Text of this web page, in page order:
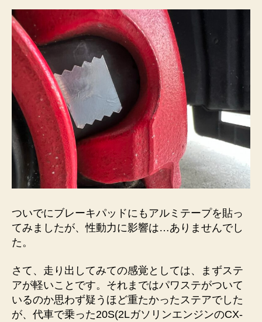
ついでにブレーキパッドにもアルミテープを貼っ
てみましたが、性動力に影響は…ありませんでし
た。
さて、走り出してみての感覚としては、まずステ
アが軽いことです。それまではパワステがついて
いるのか思わず疑うほど重たかったステアでした
が、代車で乗った20S(2LガソリンエンジンのCX-